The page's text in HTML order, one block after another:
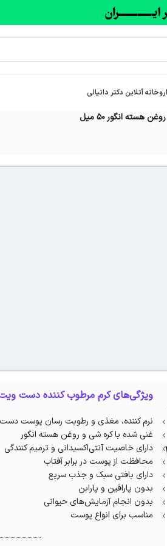
آنلاین دکتر دانیالی
انگور 50 میل
ویژگی‌های کرم مرطوب کننده دست
نرم کننده، مغذی و رطوبت رسان پوست
غنی شده با کره شی و روغن هسته انگور
دارای خاصیت آنتی‌اکسیدانی و ترمیم کنندگی
محافظت از پوست در برابر آفتاب
دارای بافتی سبک و جذب سریع
بدون پارافین و پارابن
بدون انجام آزمایش‌های حیوانی
مناسب برای انواع پوست